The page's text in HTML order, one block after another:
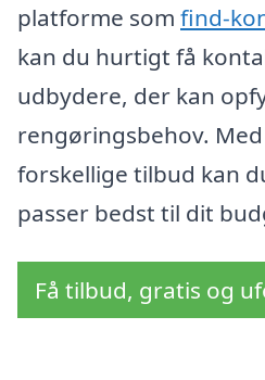
platforme som find-
kan du hurtigt få
udbydere, der kan
rengøringsbehov.
forskellige tilbud kan
passer bedst til dit
Få tilbud, gratis og